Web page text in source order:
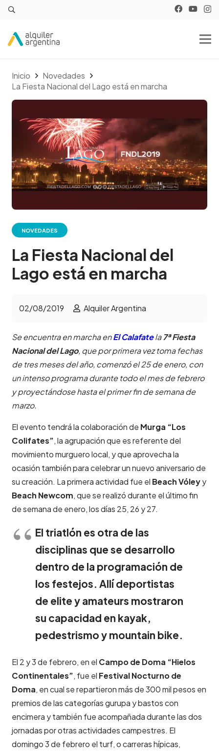
Inicio
Novedades
La Fiesta Nacional del Lago está en marcha
NOVEDADES
La Fiesta Nacional del
Lago está en marcha
02/08/2019 Alquiler Argentina
Se encuentra en marcha enEl Calafatela7ª Fiesta
Nacional del Lago, que por primera vez toma fechas
de tres meses del año, comenzó el 25 de enero, con
un intenso programa durante todo el mes de febrero
y proyectándose hasta el primer fin de semana de
marzo.
El evento tendrá la colaboración de Murga “Los
Colifates”, la agrupación que es referente del
movimiento murguero local, y que aprovecha la
ocasión también para celebrar un nuevo aniversario de
su creación. La primera actividad fue el Beach Vóleyy
Beach Newcom, que se realizó durante el último fin
de semana de enero, los días 25, 26 y 27.
El triatlón es otra de las
disciplinas que se desarrollo
dentro de la programación de
los festejos. Allí deportistas
de elite y amateurs mostraron
su capacidad en kayak,
pedestrismo y mountain bike.
El 2 y 3 de febrero, en el Campo de Doma “Hielos
Continentales”, fue el Festival Nocturno de
Doma, en cual se repartieron más de 300 mil pesos en
premios de las categorías gurupa y bastos con
encimera y también fue acompañada durante las dos
jornadas por otras actividades campestres. El
domingo 3 de febrero el turf, o carreras hípicas,